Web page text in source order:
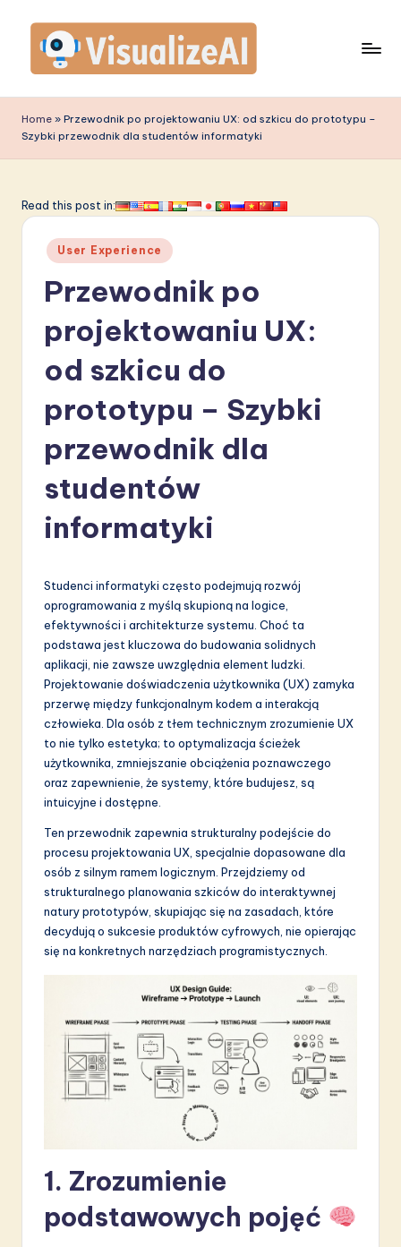
content
is
u
li
A
in
A
&
o
w
o
Home » Przewodnik po projektowaniu UX: od szkicu do prototypu –
Szybki przewodnik dla studentów informatyki
Read this post in:
Posted
in
User Experience
Przewodnik po
projektowaniu UX:
od szkicu do
prototypu – Szybki
przewodnik dla
studentów
informatyki
Studenci informatyki często podejmują rozwój
oprogramowania z myślą skupioną na logice,
efektywności i architekturze systemu. Choć ta
podstawa jest kluczowa do budowania solidnych
aplikacji, nie zawsze uwzględnia element ludzki.
Projektowanie doświadczenia użytkownika (UX) zamyka
przerwę między funkcjonalnym kodem a interakcją
człowieka. Dla osób z tłem technicznym zrozumienie UX
to nie tylko estetyka; to optymalizacja ścieżek
użytkownika, zmniejszanie obciążenia poznawczego
oraz zapewnienie, że systemy, które budujesz, są
intuicyjne i dostępne.
Ten przewodnik zapewnia strukturalny podejście do
procesu projektowania UX, specjalnie dopasowane dla
osób z silnym ramem logicznym. Przejdziemy od
strukturalnego planowania szkiców do interaktywnej
natury prototypów, skupiając się na zasadach, które
decydują o sukcesie produktów cyfrowych, nie opierając
się na konkretnych narzędziach programistycznych.
1. Zrozumienie
podstawowych pojęć